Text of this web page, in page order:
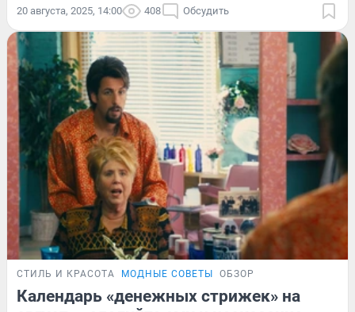
20 августа, 2025, 14:00 408 Обсудить
СТИЛЬ И КРАСОТА МОДНЫЕ СОВЕТЫ ОБЗОР
Календарь «денежных стрижек» на